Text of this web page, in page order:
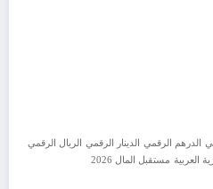
الدرهم الرقمي الدينار الرقمي
الريال الرقمي
العربية مستقبل المال 2026